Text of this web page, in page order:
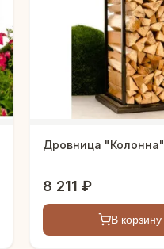
Дровница "Колонна"
8 211 ₽
В корзину